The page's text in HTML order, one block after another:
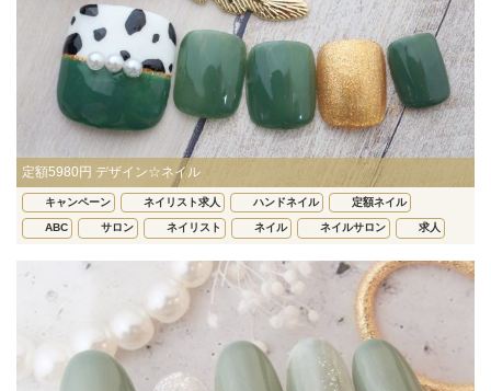
定額5980円 デザイン☆ネイル
キャンペーン ネイリスト求人 ハンドネイル 定額ネイル
ABC サロン ネイリスト ネイル ネイルサロン 求人